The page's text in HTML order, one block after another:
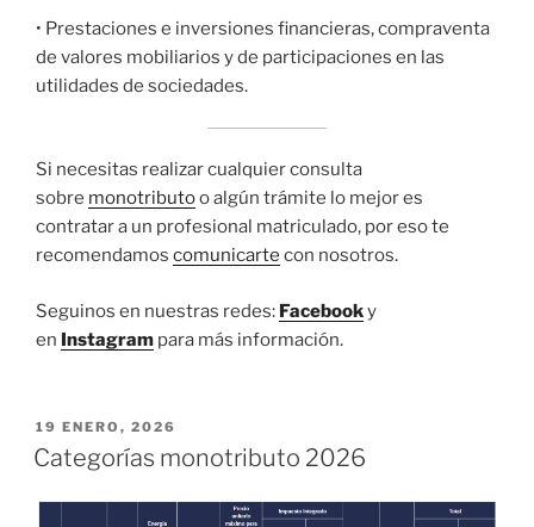
• Prestaciones e inversiones financieras, compraventa
de valores mobiliarios y de participaciones en las
utilidades de sociedades.
Si necesitas realizar cualquier consulta
sobre monotributoo algún trámite lo mejor es
contratar a un profesional matriculado, por eso te
recomendamos comunicarte con nosotros.
Seguinos en nuestras redes: Facebooky
en Instagram para más información.
PUBLICADO
EL
19 ENERO, 2026
Categorías monotributo 2026